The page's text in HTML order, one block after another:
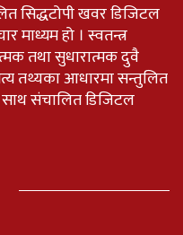
सिद्धटोपी खवर डिजिटल
माध्यम हो । स्वतन्त्र
तथा सुधारात्मक दुवै
तथ्यका आधारमा सन्तुलित
साथ संचालित डिजिटल